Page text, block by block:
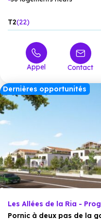
T2 22
Appel Contact
Dernières opportunités
Les Allées de la Ria -
Pornic à deux pas de la